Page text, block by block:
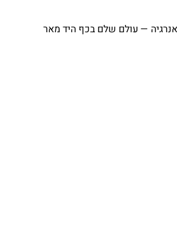
— עולם שלם בכף היד מאר